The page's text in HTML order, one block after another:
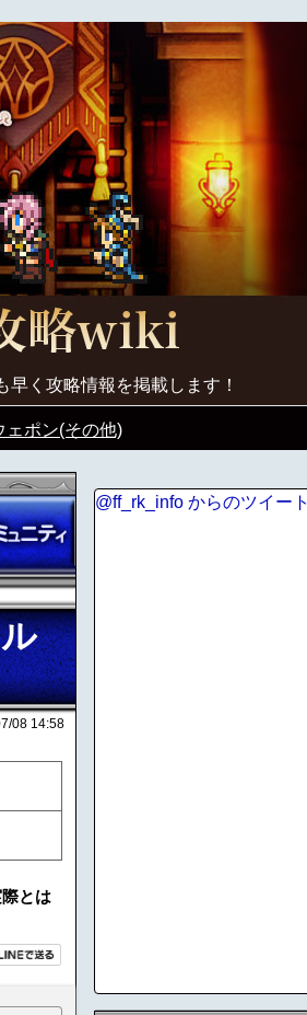
く攻略情報を掲載します！
ェポン(その他)
08 14:58
とは
@ff_rk_info からのツイート